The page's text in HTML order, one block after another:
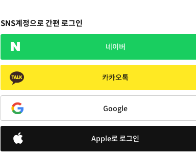
SNS계정으로 간편 로그인
네이버
카카오톡
Google
Apple로 로그인